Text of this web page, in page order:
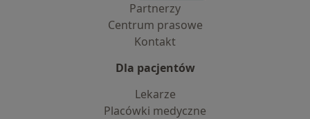
Partnerzy
Centrum prasowe
Kontakt
Dla pacjentów
Lekarze
Placówki medyczne